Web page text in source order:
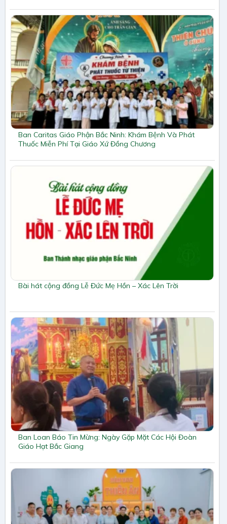
Ban Caritas Giáo Phận Bắc Ninh: Khám Bệnh Và Phát
Thuốc Miễn Phí Tại Giáo Xứ Đồng Chương
Bài hát cộng đồng Lễ Đức Mẹ Hồn – Xác Lên Trời
Ban Loan Báo Tin Mừng: Ngày Gặp Mặt Các Hội Đoàn
Giáo Hạt Bắc Giang